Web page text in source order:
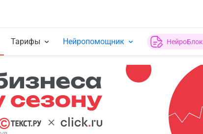
Тарифы Нейропомощник